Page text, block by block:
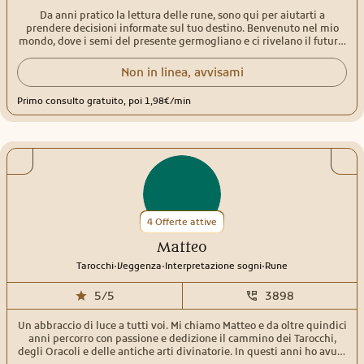
Da anni pratico la lettura delle rune, sono qui per aiutarti a
prendere decisioni informate sul tuo destino. Benvenuto nel mio
mondo, dove i semi del presente germogliano e ci rivelano il futuro.
Non in linea, avvisami
Primo consulto gratuito, poi 1,98€/min
4 Offerte attive
Matteo
Tarocchi.Veggenza.Interpretazione sogni.Rune
5/5 3898
Un abbraccio di luce a tutti voi. Mi chiamo Matteo e da oltre quindici
anni percorro con passione e dedizione il cammino dei Tarocchi,
degli Oracoli e delle antiche arti divinatorie. In questi anni ho avuto